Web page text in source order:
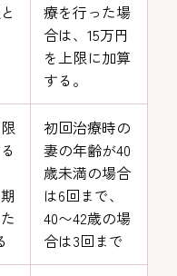
療を行った場
合は、15万円
を上限に加算
する。
初回治療時の
妻の年齢が40
歳未満の場合
は6回まで、
40〜42歳の場
合は3回まで